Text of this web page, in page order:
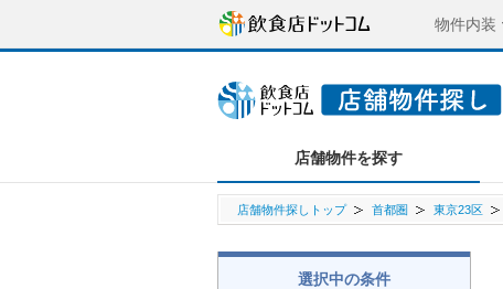
物件内装
店舗物件を探す
店舗物件探しトップ 首都圏 東京23区
選択中の条件